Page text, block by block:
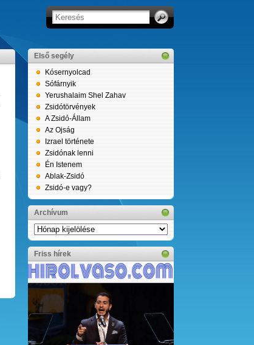
Első segély
Kósernyolcad
Sófárnyik
Yerushalaim Shel Zahav
Zsidótörvények
A Zsidó-Állam
Az Ojság
Izrael története
Zsidónak lenni
Én Istenem
Ablak-Zsidó
Zsidó-e vagy?
Archívum
Archívum
Friss hírek